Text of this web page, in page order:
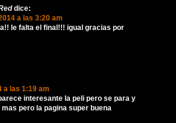
dice:
a las 3:20 am
le falta el final!!! igual gracias por
a las 1:19 am
interesante la peli pero se para y
pero la pagina super buena